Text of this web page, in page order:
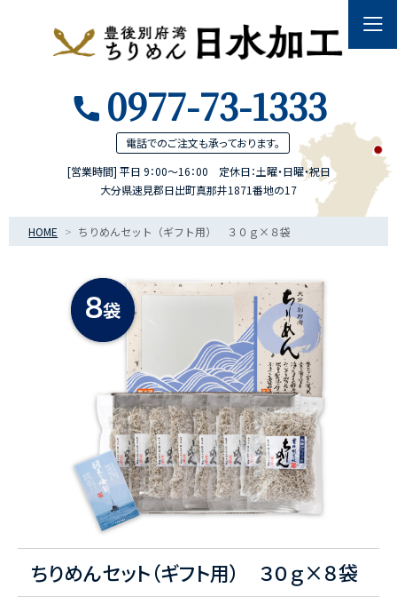
0977-73-1333
電話でのご注文も承っております。
[営業時間] 平日 9：00～16：00 定休日：土曜・日曜・祝日
大分県速見郡日出町真那井1871番地の17
HOME ちりめんセット（ギフト用） ３０ｇ×８袋
ちりめんセット（ギフト用） ３０ｇ×８袋